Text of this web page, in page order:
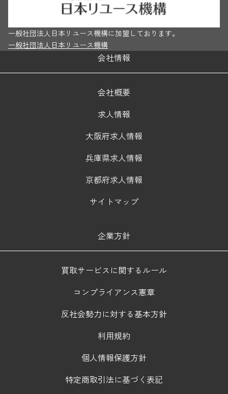
一般社団法人日本リユース機構に加盟しております。
一般社団法人日本リユース機構
会社情報
会社概要
求人情報
大阪府求人情報
兵庫県求人情報
京都府求人情報
サイトマップ
企業方針
買取サービスに関するルール
コンプライアンス憲章
反社会勢力に対する基本方針
利用規約
個人情報保護方針
特定商取引法に基づく表記